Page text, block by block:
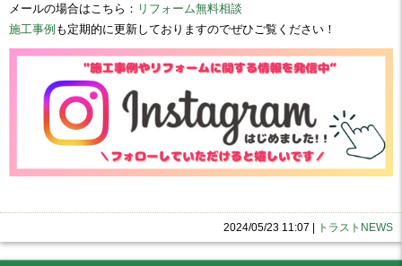
メールの場合はこちら： リフォーム無料相談
施工事例 も定期的に更新しておりますのでぜひご覧ください！
2024/05/23 11:07 | トラストNEWS